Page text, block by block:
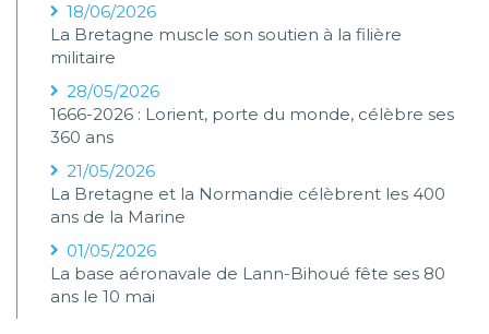
18/06/2026
La Bretagne muscle son soutien à la filière
militaire
28/05/2026
1666-2026 : Lorient, porte du monde, célèbre ses
360 ans
21/05/2026
La Bretagne et la Normandie célèbrent les 400
ans de la Marine
01/05/2026
La base aéronavale de Lann-Bihoué fête ses 80
ans le 10 mai